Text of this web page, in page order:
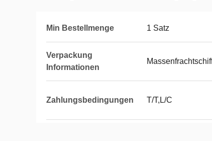
Min Bestellmenge 1 Satz
Verpackung
Informationen
Zahlungsbedingungen T/T,L/C